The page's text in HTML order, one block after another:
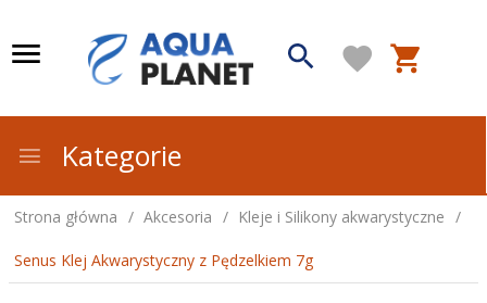
Kategorie
Strona główna Akcesoria Kleje i Silikony akwarystyczne
Senus Klej Akwarystyczny z Pędzelkiem 7g